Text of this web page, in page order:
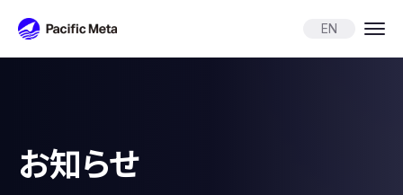
EN
お知らせ